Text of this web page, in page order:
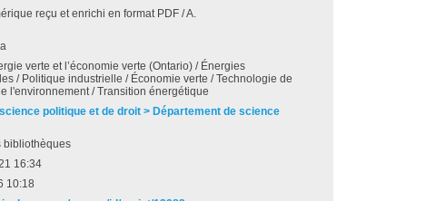
reçu et enrichi en format PDF / A.
verte et l’économie verte (Ontario) / Énergies
/ Politique industrielle / Économie verte / Technologie de
l'environnement / Transition énergétique
politique et de droit > Département de science
bibliothèques
16:34
10:18